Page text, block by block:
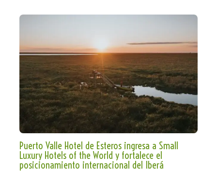
Puerto Valle Hotel de Esteros ingresa a Small
Luxury Hotels of the World y fortalece el
posicionamiento internacional del Iberá